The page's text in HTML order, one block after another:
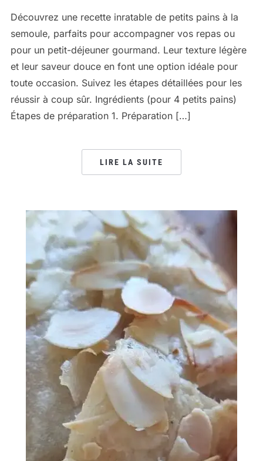
Découvrez une recette inratable de petits pains à la
semoule, parfaits pour accompagner vos repas ou
pour un petit-déjeuner gourmand. Leur texture légère
et leur saveur douce en font une option idéale pour
toute occasion. Suivez les étapes détaillées pour les
réussir à coup sûr. Ingrédients (pour 4 petits pains)
Étapes de préparation 1. Préparation […]
LIRE LA SUITE